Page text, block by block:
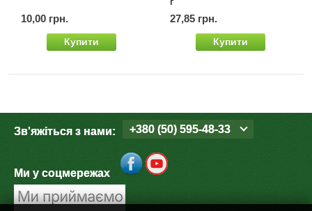
10,00 грн.
Купити
27,85 грн.
Купити
Зв'яжіться з нами: +380 (50) 595-48-33
Ми у соцмережах